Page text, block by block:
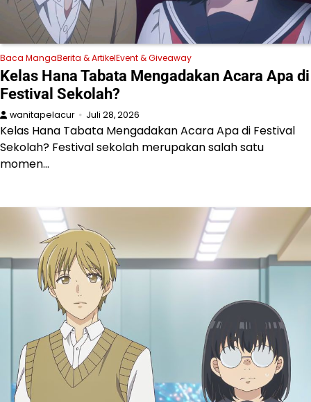
Baca MangaBerita & ArtikelEvent & Giveaway
Kelas Hana Tabata Mengadakan Acara Apa di
Festival Sekolah?
wanitapelacur Juli 28, 2026
Kelas Hana Tabata Mengadakan Acara Apa di Festival
Sekolah? Festival sekolah merupakan salah satu
momen…